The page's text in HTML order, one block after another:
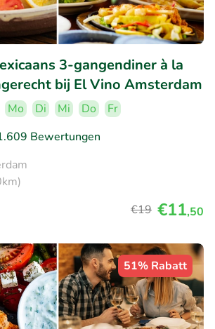
3-gangendiner à la
bij El Vino Amsterdam
Mo Di Mi Do
Fr
Bewertungen
€19 €11,50
51% Rabatt